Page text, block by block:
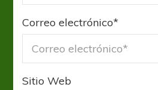
Correo electrónico*
Sitio Web